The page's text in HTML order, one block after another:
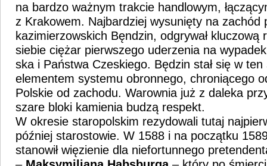
na bardzo ważnym trakcie handlowym,
z Krakowem. Naj­bar­dziej wy­su­nię­ty na za­chód
ka­zi­mie­rzow­skich Bęndzin, od­gry­wał klu­czo­wą
sie­bie cię­żar pierw­sze­go ude­rze­nia na
ska i Pań­stwa Cze­skie­go. Będzin stał się w
elementem systemu obronnego, chroniącego
Polskie od zachodu. Warownia już z daleka
szare bloki kamienia budzą respekt.
W okresie staropolskim rezydowali tutaj
później starostowie. W 1588 i na początku
stanowił więzienie dla niefortunnego